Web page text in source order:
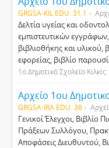
GRGSA-KIL EDU. 31.1
Δελτία υγείας και
εμπιστευτικών
βιβλιοθήκης και υλικού,
εφορείας, βιβλίο
1ο Δημοτικό Σχολείο Κιλκίς
Αρχείο 1ου
GRGSA-IRA EDU. 38
Γενικοί Έλεγχοι, Bιβλίο
Πράξεων Συλλόγου,
Aποφάσεις Διευθυντού,